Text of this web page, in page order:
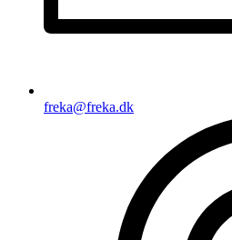
freka@freka.dk